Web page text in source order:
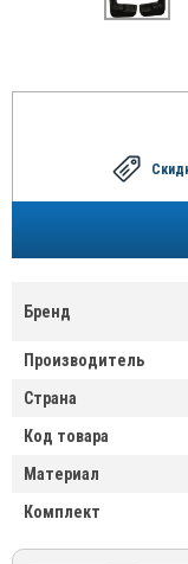
Бренд
Производитель
Страна
Код товара
Материал
Комплект